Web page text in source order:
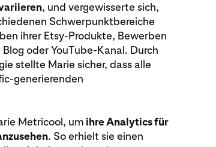
, und vergewisserte sich,
Schwerpunktbereiche
ihrer Etsy-Produkte, Bewerben
oder YouTube-Kanal. Durch
stellte Marie sicher, dass alle
generierenden
Metricool, umihre Analytics für
. So erhielt sie einen